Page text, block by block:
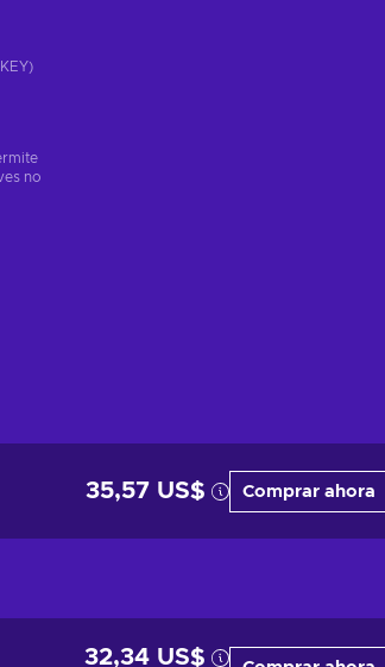
no
35,57 US$ Comprar ahora
32,34 US$